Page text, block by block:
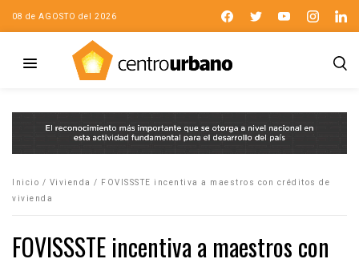
08 de AGOSTO del 2026
Inicio / Vivienda /
FOVISSSTE incentiva a maestros con créditos de
vivienda
FOVISSSTE incentiva a maestros con